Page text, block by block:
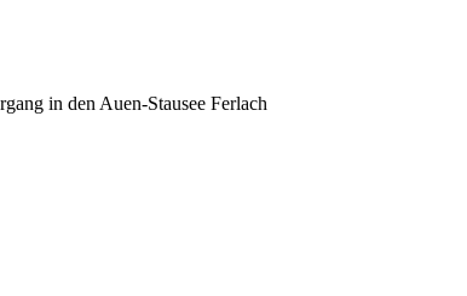
in den Auen-Stausee Ferlach